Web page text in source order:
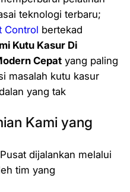
teknologi terbaru;
Control bertekad
Kutu Kasur Di
Cepat yang paling
masalah kutu kasur
yang tak
Kami yang
dijalankan melalui
tim yang